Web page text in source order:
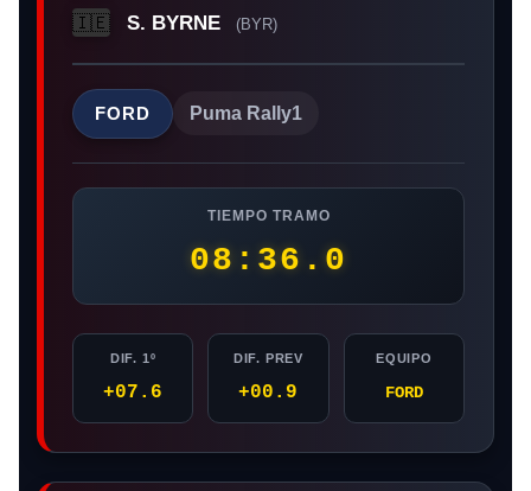
🇮🇪 S. BYRNE (BYR)
FORD Puma Rally1
TIEMPO TRAMO
08:36.0
DIF. 1º
+07.6
DIF. PREV
+00.9
EQUIPO
FORD